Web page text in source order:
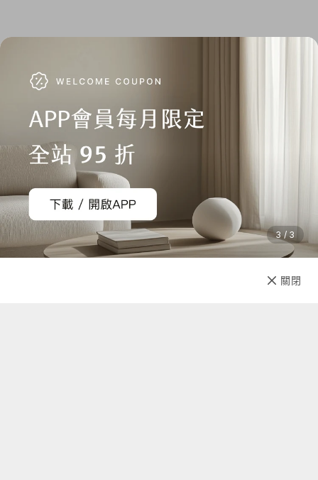
生，我們會在第一時間更新<國際預購商品最新訊息>
因突發不可抗拒之因素，致使預購商品無法如預計時間出貨，
citiesocial 將保留取消您下單商品的權利，取消後也將主動辦
理退款事宜。
3 / 3
關閉